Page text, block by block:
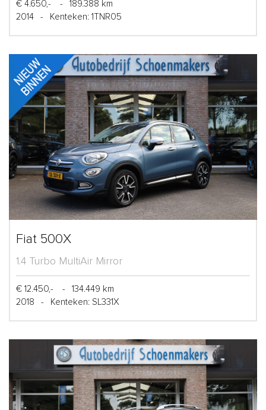
€ 4.650,- -
189.388 km
2014
- Kenteken: 1TNR05
Fiat 500X
1.4 Turbo MultiAir Mirror
€ 12.450,- -
134.449 km
2018
- Kenteken: SL331X